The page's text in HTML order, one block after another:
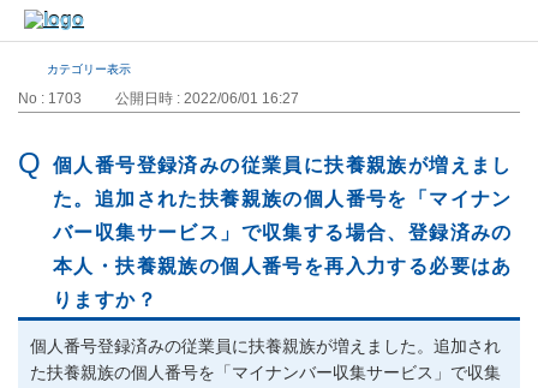
カテゴリー表示
No : 1703 公開日時 : 2022/06/01 16:27
個人番号登録済みの従業員に扶養親族が増えまし
た。追加された扶養親族の個人番号を「マイナン
バー収集サービス」で収集する場合、登録済みの
本人・扶養親族の個人番号を再入力する必要はあ
りますか？
個人番号登録済みの従業員に扶養親族が増えました。追加され
た扶養親族の個人番号を「マイナンバー収集サービス」で収集